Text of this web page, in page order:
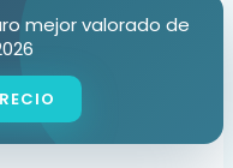
mejor valorado de